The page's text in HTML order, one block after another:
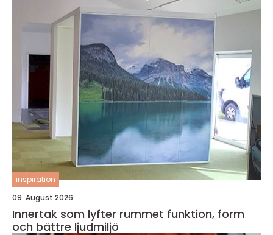
inspiration
09. August 2026
Innertak som lyfter rummet funktion, form
och bättre ljudmiljö